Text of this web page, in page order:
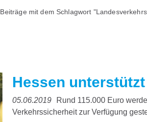
Beiträge mit dem Schlagwort
Hessen
05.06.2019
Rund 115.000 Euro
Verkehrssicherheit zur Verfügung